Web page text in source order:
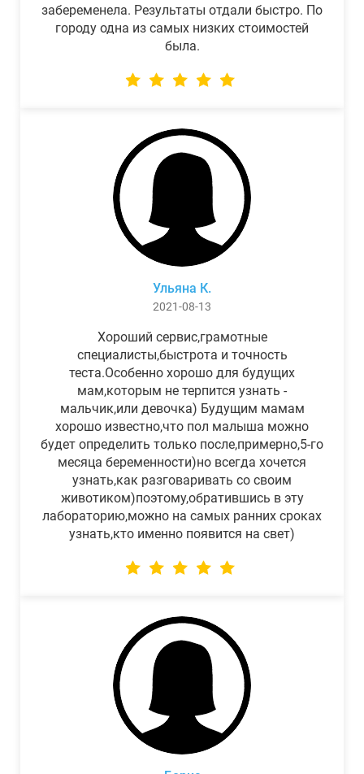
забеременела. Результаты отдали быстро. По
городу одна из самых низких стоимостей
была.
Ульяна К.
2021-08-13
Хороший сервис,грамотные
специалисты,быстрота и точность
теста.Особенно хорошо для будущих
мам,которым не терпится узнать -
мальчик,или девочка) Будущим мамам
хорошо известно,что пол малыша можно
будет определить только после,примерно,5-го
месяца беременности)но всегда хочется
узнать,как разговаривать со своим
животиком)поэтому,обратившись в эту
лабораторию,можно на самых ранних сроках
узнать,кто именно появится на свет)